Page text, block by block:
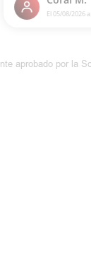
aprobado por la